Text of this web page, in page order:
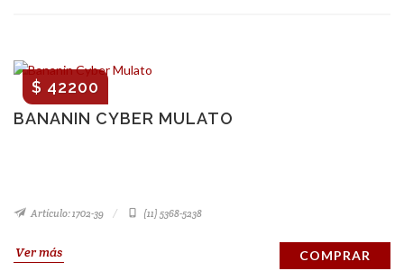
BANANIN CYBER MULATO
$ 42200
Artículo: 1702-39 (11) 5368-5238
Ver más COMPRAR